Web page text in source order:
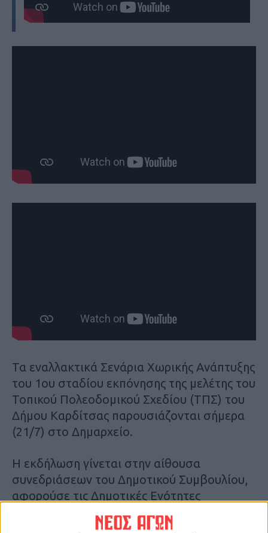
Τα εναλλακτικά Σενάρια Χωρικής Ανάπτυξης
του 1ου σταδίου εκπόνησης της μελέτης του
Τοπικού Πολεοδομικού Σχεδίου (ΤΠΣ) του
Δήμου Καρδίτσας παρουσιάζονται σήμερα
(21/7) στο Δημαρχείο.
Η εκδήλωση γίνεται στην αίθουσα
συνεδριάσεων του Δημοτικού Συμβουλίου,
αφορούσε τις Δημοτικές Ενότητες
Καρδίτσας, Ιτάμου, Καλλιφωνίου, Κάμπου
και Μητρόπολης και είναι ανοικτή για όλους